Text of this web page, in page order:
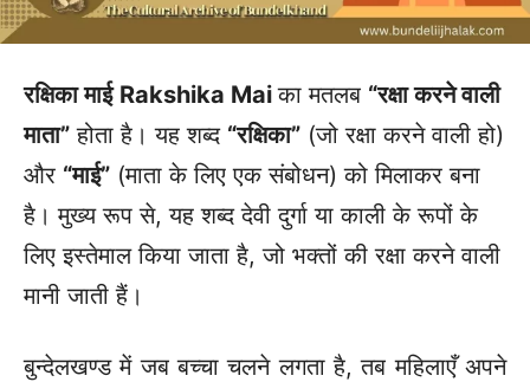
रक्षिका माई Rakshika Maiका मतलब “रक्षा करने वाली
माता” होता है। यह शब्द “रक्षिका” (जो रक्षा करने वाली हो)
और “माई” (माता के लिए एक संबोधन) को मिलाकर बना
है। मुख्य रूप से, यह शब्द देवी दुर्गा या काली के रूपों के
लिए इस्तेमाल किया जाता है, जो भक्तों की रक्षा करने वाली
मानी जाती हैं।
बुन्देलखण्ड में जब बच्चा चलने लगता है, तब महिलाएँ अपने